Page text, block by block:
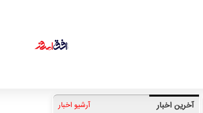
آخرین اخبار آرشیو اخبار